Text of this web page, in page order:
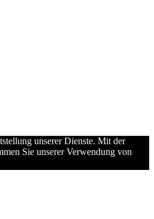
unserer Dienste. Mit der
Sie unserer Verwendung von